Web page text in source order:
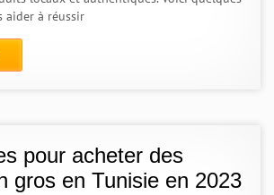
aider à réussir
pour acheter des
gros en Tunisie en 2023